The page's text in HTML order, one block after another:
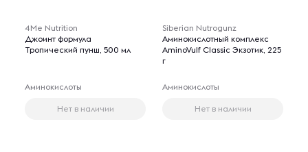
4Me Nutrition
Джоинт формула
Тропический пунш, 500 мл
Аминокислоты
Нет в наличии
Siberian Nutrogunz
Аминокислотный комплекс
AminoVulf Classic Экзотик, 225
г
Аминокислоты
Нет в наличии